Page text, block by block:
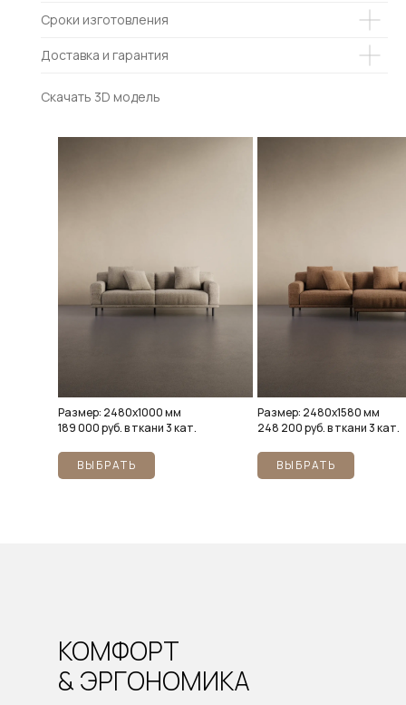
Сроки изготовления
Доставка и гарантия
Скачать 3D модель
ВЫБРАТЬ
Размер: 2480х1000 мм
189 000 руб. в ткани 3 кат.
ВЫБРАТЬ
Размер: 2480х1580 мм
248 200 руб. в ткани 3 кат.
КОМФОРТ
& ЭРГОНОМИКА